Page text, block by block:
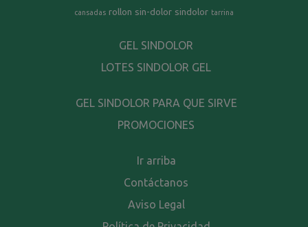
cansadas rollon sin-dolor sindolor tarrina
GEL SINDOLOR
LOTES SINDOLOR GEL
GEL SINDOLOR PARA QUE SIRVE
PROMOCIONES
Ir arriba
Contáctanos
Aviso Legal